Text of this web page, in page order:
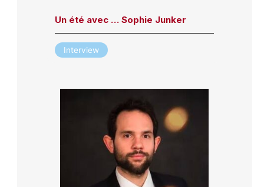
Un été avec … Sophie Junker
Interview